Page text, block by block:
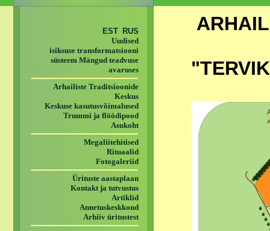
EST RUS
Uudised
isiksuse transformatsiooni
süsteem Mängud teadvuse
avaruses
Arhailiste Traditsioonide
Keskus
Keskuse kasutusvõimalused
Trummi ja flöödipood
Asukoht
Megaliitehitised
Rituaalid
Fotogaleriid
Ürituste aastaplaan
Kontakt ja tutvustus
Artiklid
Annetuskeskkond
Arhiiv üritustest